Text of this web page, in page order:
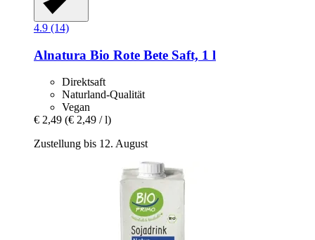
4.9 (14)
Alnatura Bio Rote Bete Saft, 1 l
Direktsaft
Naturland-Qualität
Vegan
€ 2,49 (€ 2,49 / l)
Zustellung bis 12. August